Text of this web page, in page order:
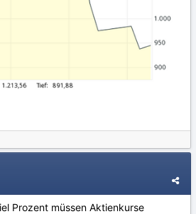
Prozent müssen Aktienkurse